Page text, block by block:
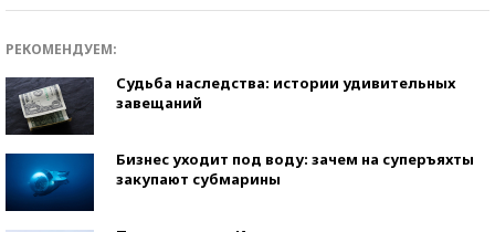
РЕКОМЕНДУЕМ:
Судьба наследства: истории удивительных
завещаний
Бизнес уходит под воду: зачем на суперъяхты
закупают субмарины